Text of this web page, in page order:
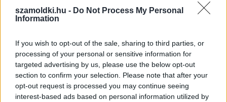
szamoldki.hu - Do Not Process My Personal
Information
If you wish to opt-out of the sale, sharing to third parties, or
processing of your personal or sensitive information for
targeted advertising by us, please use the below opt-out
section to confirm your selection. Please note that after your
opt-out request is processed you may continue seeing
interest-based ads based on personal information utilized by
mentők és személyszállító járművek ellenőrzése